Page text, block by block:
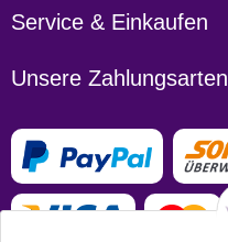
Service & Einkaufen
Unsere Zahlungsarten